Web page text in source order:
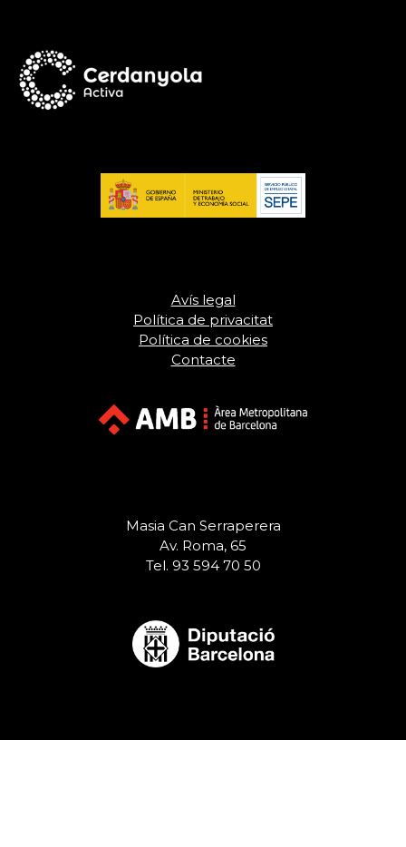
Avís legal
Política de privacitat
Política de cookies
Contacte
Masia Can Serraperera
Av. Roma, 65
Tel. 93 594 70 50